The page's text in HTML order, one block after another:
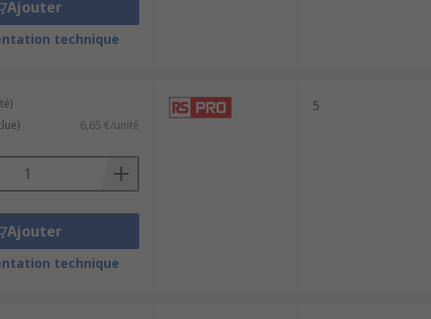
Ajouter
technique
6,65 €/unité
Ajouter
technique
5